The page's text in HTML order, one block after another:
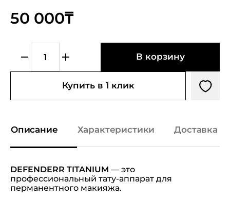
50 000₸
В корзину
Купить в 1 клик
Описание Характеристики Доставка и
DEFENDERR TITANIUM — это
профессиональный тату-аппарат для
перманентного макияжа.